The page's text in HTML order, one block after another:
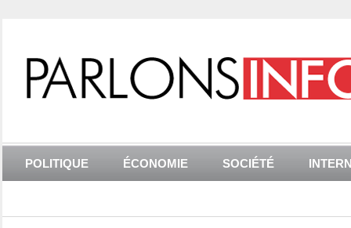
POLITIQUE ÉCONOMIE SOCIÉTÉ